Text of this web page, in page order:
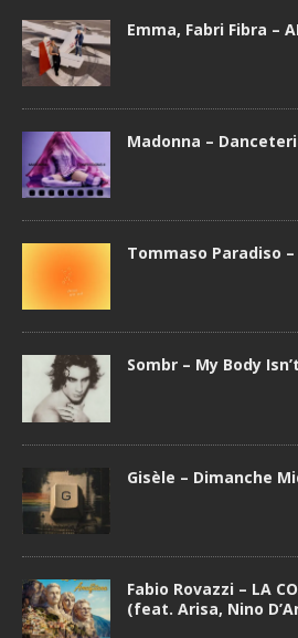
Emma, Fabri Fibra –
Madonna –
Tommaso Paradiso
Sombr – My Body
Gisèle – Dimanche
Fabio Rovazzi – LA
(feat. Arisa, Nino